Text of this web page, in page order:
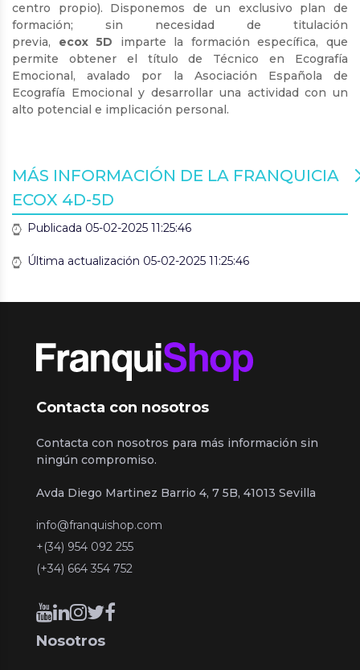
centro propio). Disponemos de un exclusivo plan de
formación; sin necesidad de titulación
previa, ecox 5D imparte la formación específica, que
permite obtener el título de Técnico en Ecografía
Emocional, avalado por la Asociación Española de
Ecografía Emocional y desarrollar una actividad con un
alto potencial e implicación personal.
MÁS INFORMACIÓN DE LA FRANQUICIA
ECOX 4D-5D
Publicada 05-02-2025 11:25:46
Última actualización 05-02-2025 11:25:46
Contacta con nosotros
Contacta con nosotros para más información sin
ningún compromiso.
Avda Diego Martinez Barrio 4, 7 5B, 41013 Sevilla
info@franquishop.com
+(34) 954 092 255
(+34) 664 354 752
Nosotros